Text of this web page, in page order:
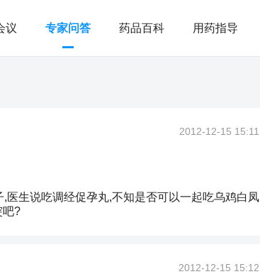
议 专家问答 药品百科 用药指导
2012-12-15 15:11
生说吃调经促孕丸,不知是否可以一起吃乌鸡白凤
吧?
2012-12-15 15:12